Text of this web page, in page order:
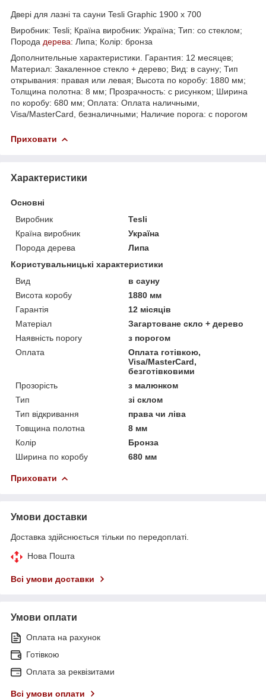
Двері для лазні та сауни Tesli Graphic 1900 х 700
Виробник: Tesli; Країна виробник: Україна; Тип: со стеклом;
Порода дерева: Липа; Колір: бронза
Дополнительные характеристики. Гарантия: 12 месяцев;
Материал: Закаленное стекло + дерево; Вид: в сауну; Тип
открывания: правая или левая; Высота по коробу: 1880 мм;
Толщина полотна: 8 мм; Прозрачность: с рисунком; Ширина
по коробу: 680 мм; Оплата: Оплата наличными,
Visa/MasterCard, безналичными; Наличие порога: с порогом
Приховати
Характеристики
Основні
Виробник
Tesli
Країна виробник
Україна
Порода дерева
Липа
Користувальницькі характеристики
Вид
в сауну
Висота коробу
1880 мм
Гарантія
12 місяців
Матеріал
Загартоване скло + дерево
Наявність порогу
з порогом
Оплата
Оплата готівкою,
Visa/MasterCard,
безготівковими
Прозорість
з малюнком
Тип
зі склом
Тип відкривання
права чи ліва
Товщина полотна
8 мм
Колір
Бронза
Ширина по коробу
680 мм
Приховати
Умови доставки
Доставка здійснюється тільки по передоплаті.
Нова Пошта
Всі умови доставки
Умови оплати
Оплата на рахунок
Готівкою
Оплата за реквізитами
Всі умови оплати